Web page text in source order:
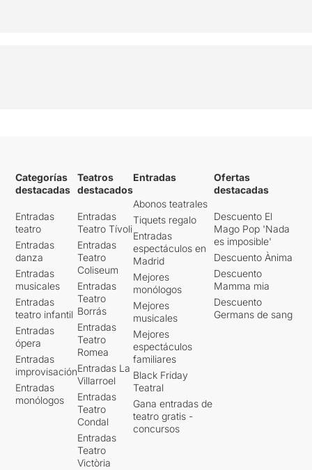
Per veure la ressenya
original, només cal clicar en
aquestENLLAÇ
Categorías
destacadas
Entradas
teatro
Entradas
danza
Entradas
musicales
Entradas
teatro infantil
Entradas
ópera
Entradas
improvisación
Entradas
monólogos
Teatros
destacados
Entradas
Teatro Tívoli
Entradas
Teatro
Coliseum
Entradas
Teatro
Borrás
Entradas
Teatro
Romea
Entradas La
Villarroel
Entradas
Teatro
Condal
Entradas
Teatro
Victòria
Entradas
Abonos teatrales
Tiquets regalo
Entradas
espectáculos en
Madrid
Mejores
monólogos
Mejores
musicales
Mejores
espectáculos
familiares
Black Friday
Teatral
Gana entradas de
teatro gratis -
concursos
Ofertas
destacadas
Descuento El
Mago Pop 'Nada
es imposible'
Descuento Ànima
Descuento
Mamma mia
Descuento
Germans de sang